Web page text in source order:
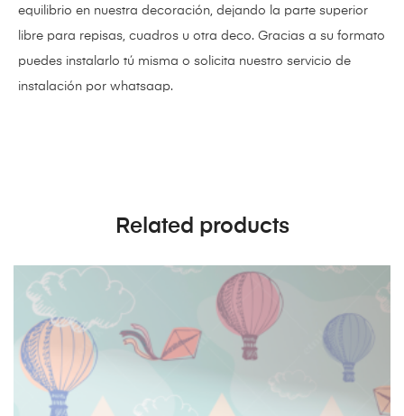
equilibrio en nuestra decoración, dejando la parte superior
libre para repisas, cuadros u otra deco. Gracias a su formato
puedes instalarlo tú misma o solicita nuestro servicio de
instalación por whatsaap.
Related products